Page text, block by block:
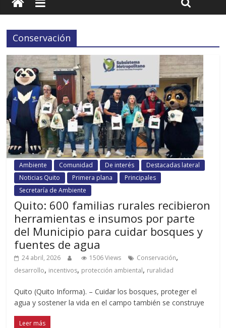
Conservación
Ambiente Comunidad De interés
Destacadas lateral
Noticias Quito
Primera plana
Principales
Secretaría de Ambiente
Quito: 600 familias rurales recibieron
herramientas e insumos por parte
del Municipio para cuidar bosques y
fuentes de agua
24 abril, 2026 1506 Views Conservación,
desarrollo, incentivos, protección ambiental, ruralidad
Quito (Quito Informa). – Cuidar los bosques, proteger el
agua y sostener la vida en el campo también se construye
Leer más